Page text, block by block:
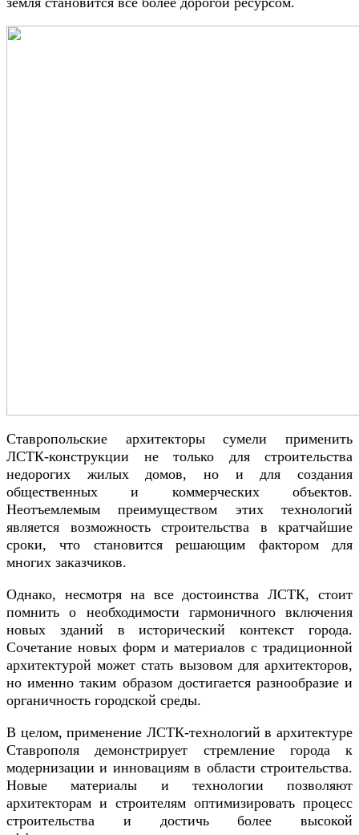
Ставропольские архитекторы сумели применить
ЛСТК-конструкции не только для строительства
недорогих жилых домов, но и для создания
общественных и коммерческих объектов.
Неотъемлемым преимуществом этих технологий
является возможность строительства в кратчайшие
сроки, что становится решающим фактором для
многих заказчиков.
Однако, несмотря на все достоинства ЛСТК, стоит
помнить о необходимости гармоничного включения
новых зданий в исторический контекст города.
Сочетание новых форм и материалов с традиционной
архитектурой может стать вызовом для архитекторов,
но именно таким образом достигается разнообразие и
органичность городской среды.
В целом, применение ЛСТК-технологий в архитектуре
Ставрополя демонстрирует стремление города к
модернизации и инновациям в области строительства.
Новые материалы и технологии позволяют
архитекторам и строителям оптимизировать процесс
строительства и достичь более высокой